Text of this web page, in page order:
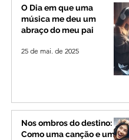
de 4 mil habitantes
O Dia em que uma
música me deu um
abraço do meu pai
25 de mai. de 2025
Nos ombros do destino:
Como uma canção e um